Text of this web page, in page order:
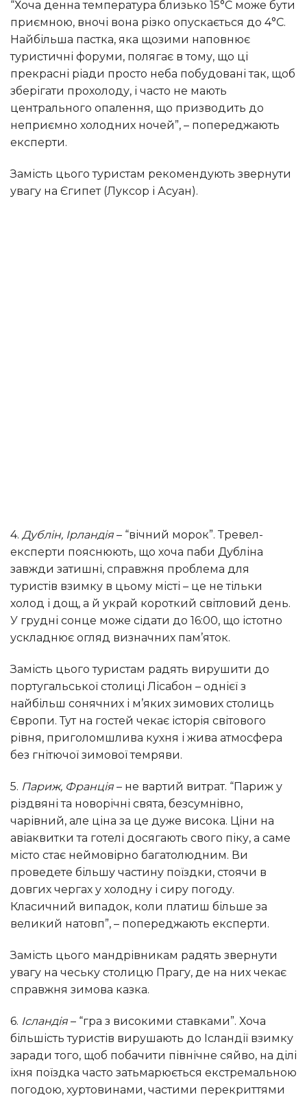
“Хоча денна температура близько 15°C може бути
приємною, вночі вона різко опускається до 4°C.
Найбільша пастка, яка щозими наповнює
туристичні форуми, полягає в тому, що ці
прекрасні ріади просто неба побудовані так, щоб
зберігати прохолоду, і часто не мають
центрального опалення, що призводить до
неприємно холодних ночей”, – попереджають
експерти.
Замість цього туристам рекомендують звернути
увагу на Єгипет (Луксор і Асуан).
Дублін, Ірландія – “вічний морок”. Тревел-
експерти пояснюють, що хоча паби Дубліна
завжди затишні, справжня проблема для
туристів взимку в цьому місті – це не тільки
холод і дощ, а й украй короткий світловий день.
У грудні сонце може сідати до 16:00, що істотно
ускладнює огляд визначних пам’яток.
Замість цього туристам радять вирушити до
португальської столиці Лісабон – однієї з
найбільш сонячних і м’яких зимових столиць
Європи. Тут на гостей чекає історія світового
рівня, приголомшлива кухня і жива атмосфера
без гнітючої зимової темряви.
Париж, Франція – не вартий витрат. “Париж у
різдвяні та новорічні свята, безсумнівно,
чарівний, але ціна за це дуже висока. Ціни на
авіаквитки та готелі досягають свого піку, а саме
місто стає неймовірно багатолюдним. Ви
проведете більшу частину поїздки, стоячи в
довгих чергах у холодну і сиру погоду.
Класичний випадок, коли платиш більше за
великий натовп”, – попереджають експерти.
Замість цього мандрівникам радять звернути
увагу на чеську столицю Прагу, де на них чекає
справжня зимова казка.
Ісландія – “гра з високими ставками”. Хоча
більшість туристів вирушають до Ісландії взимку
заради того, щоб побачити північне сяйво, на ділі
їхня поїздка часто затьмарюється екстремальною
погодою, хуртовинами, частими перекриттями